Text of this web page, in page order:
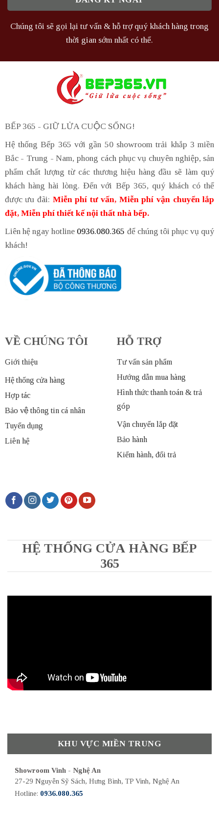
Chúng tôi sẽ gọi lại tư vấn & hỗ trợ quý khách hàng trong
thời gian sớm nhất có thể.
BẾP 365 - GIỮ LỬA CUỘC SỐNG!
Hệ thống Bếp 365 với gần 50 showroom trải khắp 3 miền
Bắc - Trung - Nam, phong cách phục vụ chuyên nghiệp, sản
phẩm chất lượng từ các thương hiệu hàng đầu sẽ làm quý
khách hàng hài lòng. Đến với Bếp 365, quý khách có thể
được ưu đãi: Miễn phí tư vấn, Miễn phí vận chuyển lắp
đặt, Miễn phí thiết kế nội thất nhà bếp.
Liên hệ ngay hotline 0936.080.365 để chúng tôi phục vụ quý
khách!
VỀ CHÚNG TÔI
Giới thiệu
Hệ thống cửa hàng
Hợp tác
Bảo vệ thông tin cá nhân
Tuyển dụng
Liên hệ
HỖ TRỢ
Tư vấn sản phẩm
Hướng dẫn mua hàng
Hình thức thanh toán & trả
góp
Vận chuyển lắp đặt
Bảo hành
Kiểm hành, đổi trả
HỆ THỐNG CỬA HÀNG BẾP
365
KHU VỰC MIỀN TRUNG
Showroom Vinh - Nghệ An
27-29 Nguyễn Sỹ Sách, Hưng Bình, TP Vinh, Nghệ An
Hotline: 0936.080.365